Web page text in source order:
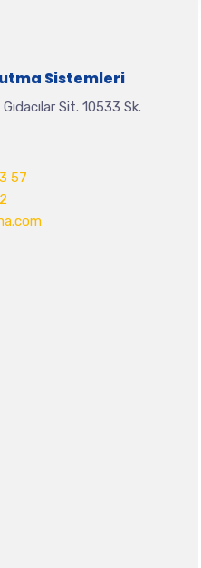
Sistemleri
Sit. 10533 Sk.
57